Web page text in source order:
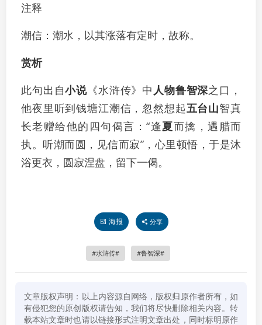
注释
潮信：潮水，以其涨落有定时，故称。
赏析
此句出自小说 《水浒传》中 人物鲁智深之口，
他夜里听到钱塘江潮信，忽然想起五台山智真
长老赠给他的四句偈言：“逢夏而擒，遇腊而
执。听潮而圆，见信而寂”，心里顿悟，于是沐
浴更衣，圆寂涅盘，留下一偈。
海报 分享
水浒传 鲁智深
文章版权声明：以上内容源自网络，版权归原作者所有，如
有侵犯您的原创版权请告知，我们将尽快删除相关内容。转
载本站文章时也请以链接形式注明文章出处，同时标明原作